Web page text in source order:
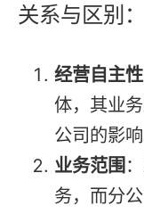
关系与区别：
经营自主性
体，其业
公司的影响
业务范围
务，而分